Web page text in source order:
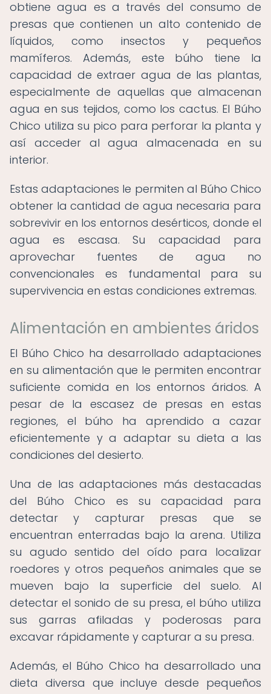
obtiene agua es a través del consumo de
presas que contienen un alto contenido de
líquidos, como insectos y pequeños
mamíferos. Además, este búho tiene la
capacidad de extraer agua de las plantas,
especialmente de aquellas que almacenan
agua en sus tejidos, como los cactus. El Búho
Chico utiliza su pico para perforar la planta y
así acceder al agua almacenada en su
interior.
Estas adaptaciones le permiten al Búho Chico
obtener la cantidad de agua necesaria para
sobrevivir en los entornos desérticos, donde el
agua es escasa. Su capacidad para
aprovechar fuentes de agua no
convencionales es fundamental para su
supervivencia en estas condiciones extremas.
Alimentación en ambientes áridos
El Búho Chico ha desarrollado adaptaciones
en su alimentación que le permiten encontrar
suficiente comida en los entornos áridos. A
pesar de la escasez de presas en estas
regiones, el búho ha aprendido a cazar
eficientemente y a adaptar su dieta a las
condiciones del desierto.
Una de las adaptaciones más destacadas
del Búho Chico es su capacidad para
detectar y capturar presas que se
encuentran enterradas bajo la arena. Utiliza
su agudo sentido del oído para localizar
roedores y otros pequeños animales que se
mueven bajo la superficie del suelo. Al
detectar el sonido de su presa, el búho utiliza
sus garras afiladas y poderosas para
excavar rápidamente y capturar a su presa.
Además, el Búho Chico ha desarrollado una
dieta diversa que incluye desde pequeños